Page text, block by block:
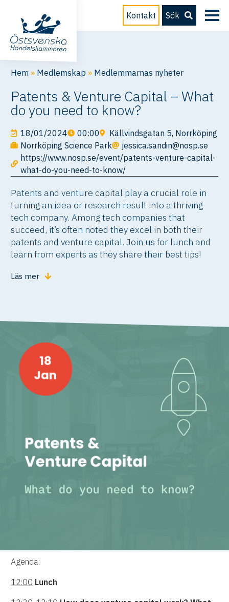
Kontakt Sök
Hem » Medlemskap » Medlemmarnas nyheter
Patents & Venture Capital – What
do you need to know?
18/01/2024 00:00
Källvindsgatan 5, Norrköping
Norrköping Science Park
jessica.sandin@nosp.se
https://www.nosp.se/event/patents-venture-capital-
what-do-you-need-to-know/
Patents and venture capital play a crucial role in
turning an idea or research result into a thriving
tech company. Among tech companies that
succeed, it’s often noted they excel in both their
patents and venture capital. Join us for lunch and
learn from experts as they share their best tips!
Läs mer
Agenda:
12:00 Lunch